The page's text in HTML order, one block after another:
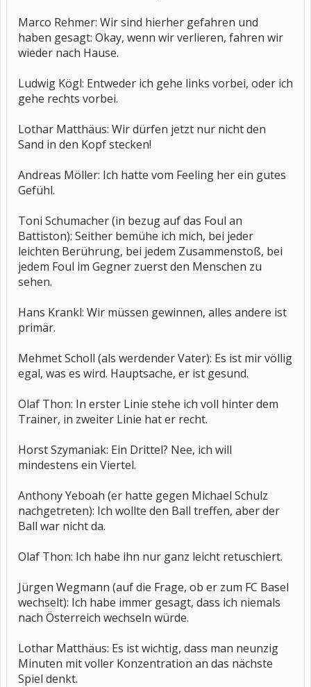
Marco Rehmer: Wir sind hierher gefahren und
haben gesagt: Okay, wenn wir verlieren, fahren wir
wieder nach Hause.
Ludwig Kögl: Entweder ich gehe links vorbei, oder ich
gehe rechts vorbei.
Lothar Matthäus: Wir dürfen jetzt nur nicht den
Sand in den Kopf stecken!
Andreas Möller: Ich hatte vom Feeling her ein gutes
Gefühl.
Toni Schumacher (in bezug auf das Foul an
Battiston): Seither bemühe ich mich, bei jeder
leichten Berührung, bei jedem Zusammenstoß, bei
jedem Foul im Gegner zuerst den Menschen zu
sehen.
Hans Krankl: Wir müssen gewinnen, alles andere ist
primär.
Mehmet Scholl (als werdender Vater): Es ist mir völlig
egal, was es wird. Hauptsache, er ist gesund.
Olaf Thon: In erster Linie stehe ich voll hinter dem
Trainer, in zweiter Linie hat er recht.
Horst Szymaniak: Ein Drittel? Nee, ich will
mindestens ein Viertel.
Anthony Yeboah (er hatte gegen Michael Schulz
nachgetreten): Ich wollte den Ball treffen, aber der
Ball war nicht da.
Olaf Thon: Ich habe ihn nur ganz leicht retuschiert.
Jürgen Wegmann (auf die Frage, ob er zum FC Basel
wechselt): Ich habe immer gesagt, dass ich niemals
nach Österreich wechseln würde.
Lothar Matthäus: Es ist wichtig, dass man neunzig
Minuten mit voller Konzentration an das nächste
Spiel denkt.